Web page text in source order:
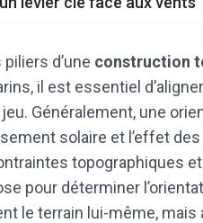
piliers d’une construction
il est essentiel
Généralement, une
solaire et l’effet
topographiques
pour déterminer
le terrain lui-même,